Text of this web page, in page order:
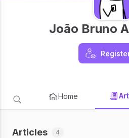
João Bruno
Home
Articles 4